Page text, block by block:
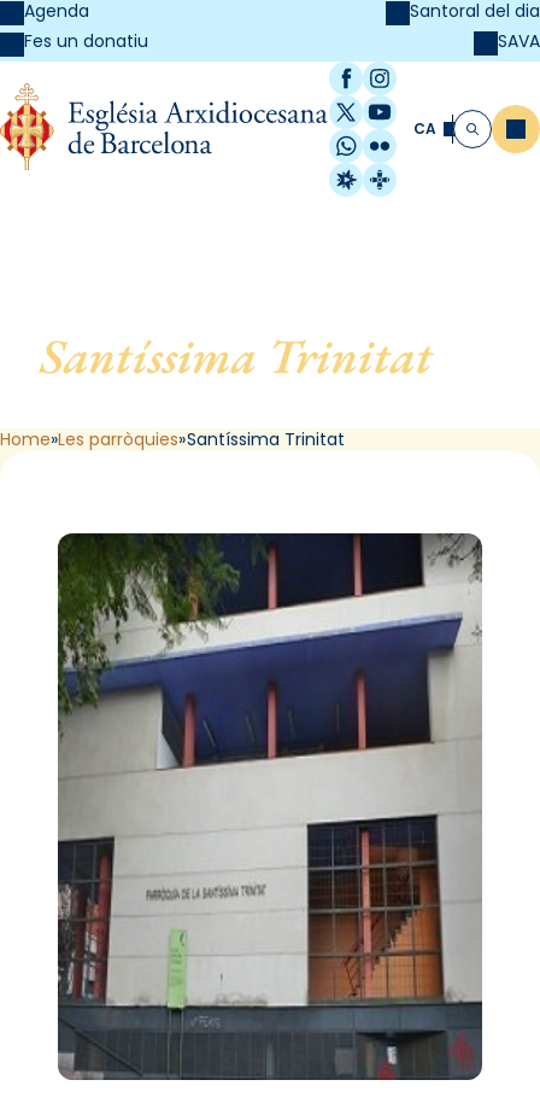
Agenda
Fes un donatiu
Santoral del dia
SAVA
Facebook
Instagram
X / Twitter
YouTube
WhatsApp
Flickr
Radio Estel
Catalunya
CA Cerca
Santíssima Trinitat, de
Home Les parròquies Santíssima Trinitat